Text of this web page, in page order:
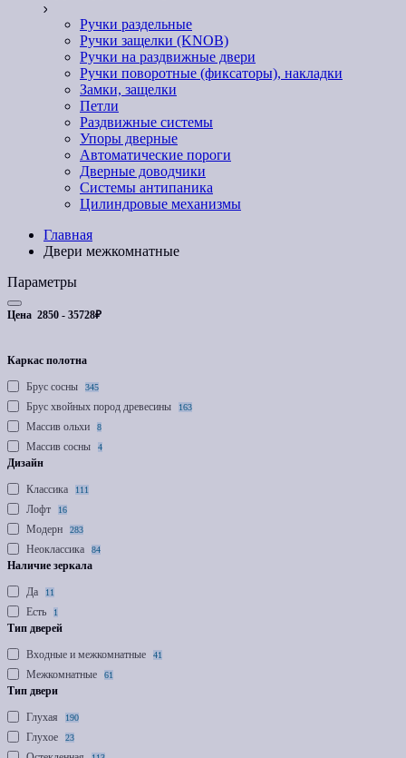
Ручки раздельные
Ручки защелки (KNOB)
Ручки на раздвижные двери
Ручки поворотные (фиксаторы), накладки
Замки, защелки
Петли
Раздвижные системы
Упоры дверные
Автоматические пороги
Дверные доводчики
Системы антипаника
Цилиндровые механизмы
Главная
Двери межкомнатные
Параметры
Цена 2850 - 35728₽
Каркас полотна
Брус сосны 345
Брус хвойных пород древесины 163
Массив ольхи 8
Массив сосны 4
Дизайн
Классика 111
Лофт 16
Модерн 283
Неоклассика 84
Наличие зеркала
Да 11
Есть 1
Тип дверей
Входные и межкомнатные 41
Межкомнатные 61
Тип двери
Глухая 190
Глухое 23